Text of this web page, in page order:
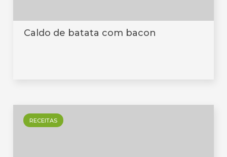
Caldo de batata com bacon
RECEITAS